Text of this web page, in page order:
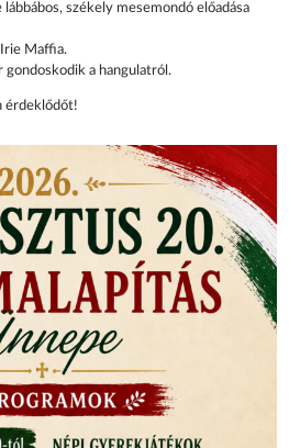
székely mesemondó előadása
Maffia.
gondoskodik a hangulatról.
érdeklődőt!